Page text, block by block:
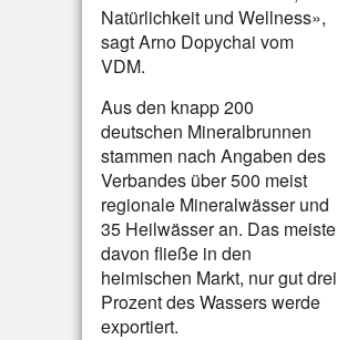
Natürlichkeit und Wellness»,
sagt Arno Dopychai vom
VDM.
Aus den knapp 200
deutschen Mineralbrunnen
stammen nach Angaben des
Verbandes über 500 meist
regionale Mineralwässer und
35 Heilwässer an. Das meiste
davon fließe in den
heimischen Markt, nur gut drei
Prozent des Wassers werde
exportiert.